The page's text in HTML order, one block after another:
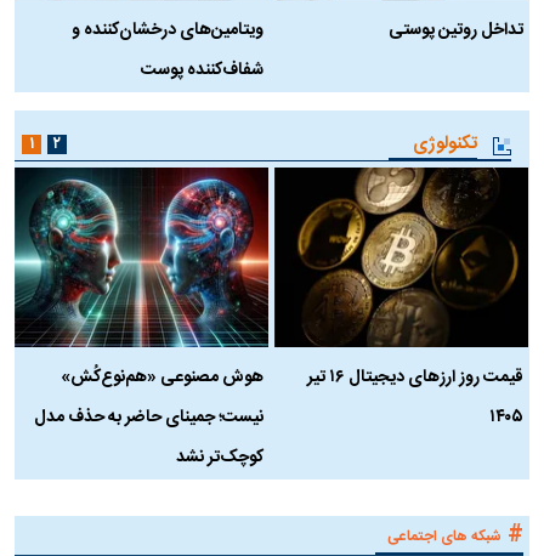
تداخل روتین پوستی
ویتامین‌های درخشان‌کننده و
شفاف‌کننده پوست
تکنولوژی
قیمت روز ارز‌های دیجیتال ۱۶ تیر
۱۴۰۵
هوش مصنوعی «هم‌نوع‌کُش»
نیست؛ جمینای حاضر به حذف مدل
کوچک‌تر نشد
۱ ۲
# شبکه های اجتماعی